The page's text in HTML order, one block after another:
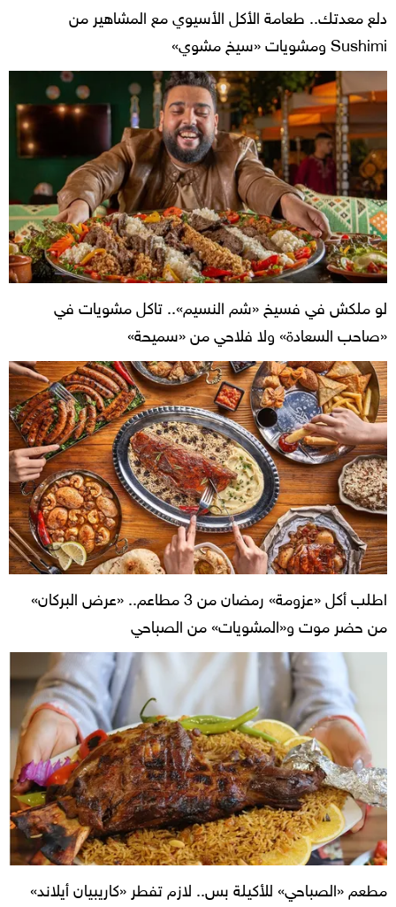
دلع معدتك.. طعامة الأكل الأسيوي مع المشاهير من
Sushimi ومشويات «سيخ مشوي»
لو ملكش في فسيخ «شم النسيم».. تاكل مشويات في
«صاحب السعادة» ولا فلاحي من «سميحة»
اطلب أكل «عزومة» رمضان من 3 مطاعم.. «عرض البركان»
من حضر موت و«المشويات» من الصباحي
مطعم «الصباحي» للأكيلة بس.. لازم تفطر «كاريبيان أيلاند»